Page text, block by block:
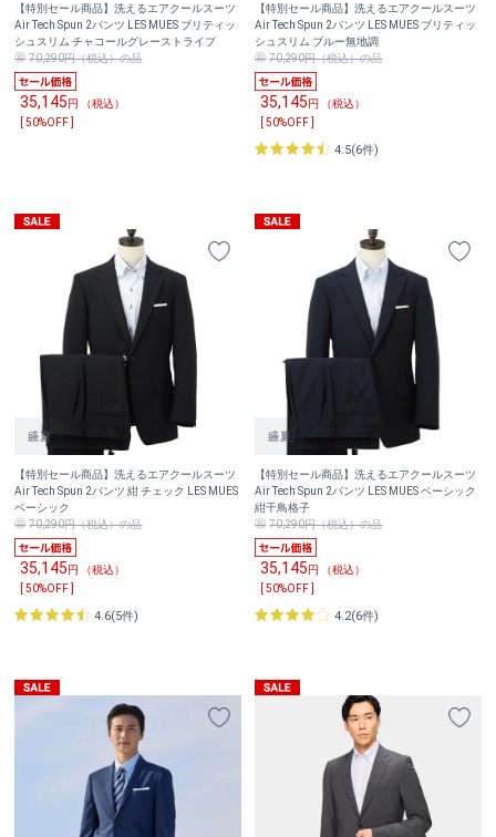
【特別セール商品】洗えるエアクールスーツ
Air Tech Spun 2パンツ LES MUES ブリティッ
シュスリム チャコールグレーストライプ
70,290円（税込）の品
35,145円 （税込）
[ 50%OFF ]
【特別セール商品】洗えるエアクールスーツ
Air Tech Spun 2パンツ LES MUES ブリティッ
シュスリム ブルー無地調
70,290円（税込）の品
35,145円 （税込）
[ 50%OFF ]
4.5(6件)
【特別セール商品】洗えるエアクールスーツ
Air Tech Spun 2パンツ 紺 チェック LES MUES
ベーシック
70,290円（税込）の品
35,145円 （税込）
[ 50%OFF ]
4.6(5件)
【特別セール商品】洗えるエアクールスーツ
Air Tech Spun 2パンツ LES MUES ベーシック
紺千鳥格子
70,290円（税込）の品
35,145円 （税込）
[ 50%OFF ]
4.2(6件)